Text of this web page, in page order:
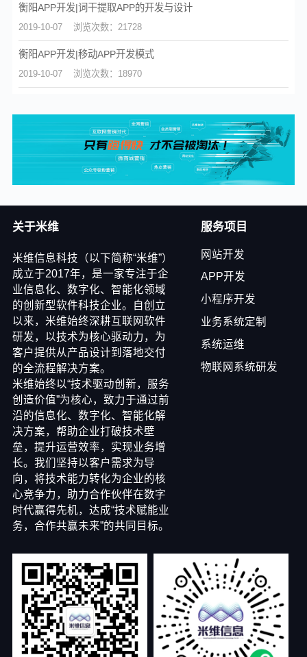
衡阳APP开发|词干提取APP的开发与设计
2019-10-07 浏览次数：21728
衡阳APP开发|移动APP开发模式
2019-10-07 浏览次数：18970
关于米维
米维信息科技（以下简称“米维”）
成立于2017年，是一家专注于企
业信息化、数字化、智能化领域
的创新型软件科技企业。自创立
以来，米维始终深耕互联网软件
研发，以技术为核心驱动力，为
客户提供从产品设计到落地交付
的全流程解决方案。
米维始终以“技术驱动创新，服务
创造价值”为核心，致力于通过前
沿的信息化、数字化、智能化解
决方案，帮助企业打破技术壁
垒，提升运营效率，实现业务增
长。我们坚持以客户需求为导
向，将技术能力转化为企业的核
心竞争力，助力合作伙伴在数字
时代赢得先机，达成“技术赋能业
务，合作共赢未来”的共同目标。
服务项目
网站开发
APP开发
小程序开发
业务系统定制
系统运维
物联网系统研发